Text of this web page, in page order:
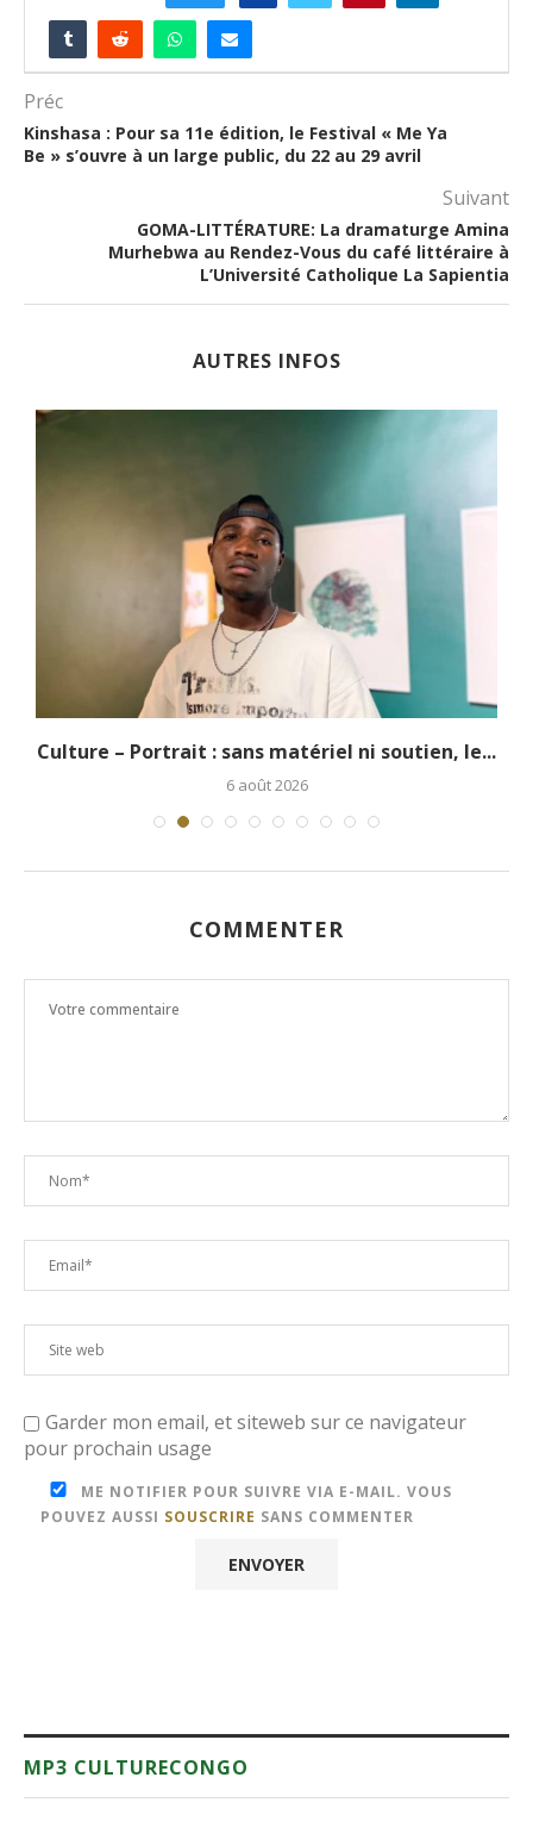
Préc
Kinshasa : Pour sa 11e édition, le Festival « Me Ya
Be » s’ouvre à un large public, du 22 au 29 avril
Suivant
GOMA-LITTÉRATURE: La dramaturge Amina
Murhebwa au Rendez-Vous du café littéraire à
L’Université Catholique La Sapientia
AUTRES INFOS
Culture – Portrait : sans matériel ni soutien, le...
6 août 2026
COMMENTER
Garder mon email, et siteweb sur ce navigateur
pour prochain usage
ME NOTIFIER POUR SUIVRE VIA E-MAIL. VOUS
POUVEZ AUSSI SOUSCRIRE SANS COMMENTER
MP3 CULTURECONGO